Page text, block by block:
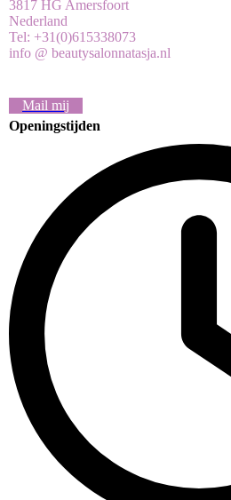
3817 HG Amersfoort
Nederland
Tel: +31(0)615338073
info @ beautysalonnatasja.nl
Mail mij
Openingstijden